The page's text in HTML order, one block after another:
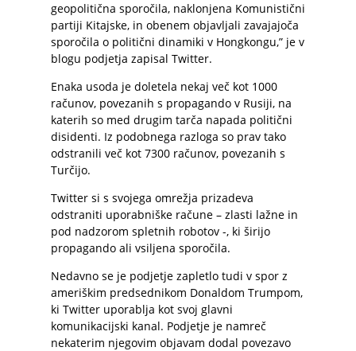
geopolitična sporočila, naklonjena Komunistični
partiji Kitajske, in obenem objavljali zavajajoča
sporočila o politični dinamiki v Hongkongu,” je v
blogu podjetja zapisal Twitter.
Enaka usoda je doletela nekaj več kot 1000
računov, povezanih s propagando v Rusiji, na
katerih so med drugim tarča napada politični
disidenti. Iz podobnega razloga so prav tako
odstranili več kot 7300 računov, povezanih s
Turčijo.
Twitter si s svojega omrežja prizadeva
odstraniti uporabniške račune – zlasti lažne in
pod nadzorom spletnih robotov -, ki širijo
propagando ali vsiljena sporočila.
Nedavno se je podjetje zapletlo tudi v spor z
ameriškim predsednikom Donaldom Trumpom,
ki Twitter uporablja kot svoj glavni
komunikacijski kanal. Podjetje je namreč
nekaterim njegovim objavam dodal povezavo